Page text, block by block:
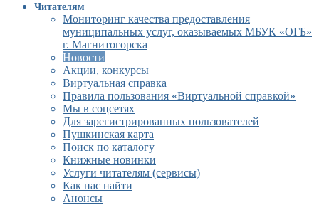
Читателям
Мониторинг качества предоставления
муниципальных услуг, оказываемых МБУК «ОГБ»
г. Магнитогорска
Новости
Акции, конкурсы
Виртуальная справка
Правила пользования «Виртуальной справкой»
Мы в соцсетях
Для зарегистрированных пользователей
Пушкинская карта
Поиск по каталогу
Книжные новинки
Услуги читателям (сервисы)
Как нас найти
Анонсы